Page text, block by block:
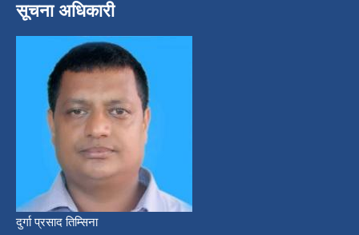
सूचना अधिकारी
दुर्गा प्रसाद तिम्सिना